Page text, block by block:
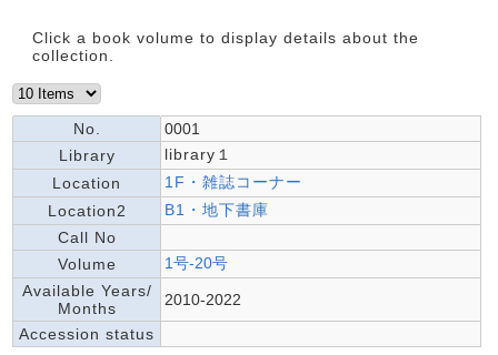
Click a book volume to display details about the
collection.
No.
0001
Library
library１
Location
1F・雑誌コーナー
Location2
B1・地下書庫
Call No
Volume
1号-20号
Available Years/
Months
2010-2022
Accession status